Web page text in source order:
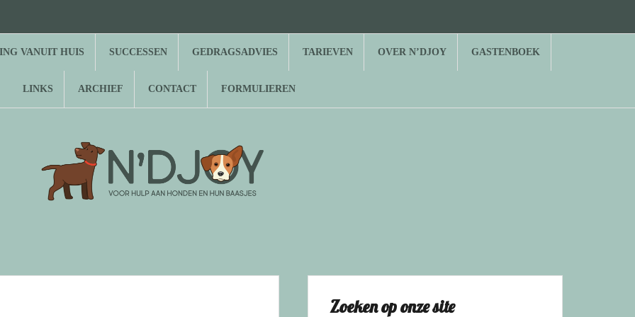
zoekt
baasje
vanuit
huis
N’Djoy
VANUIT HUIS SUCCESSEN GEDRAGSADVIES TARIEVEN OVER N’DJOY GASTENBOEK
LINKS ARCHIEF CONTACT FORMULIEREN
Zoeken op onze site